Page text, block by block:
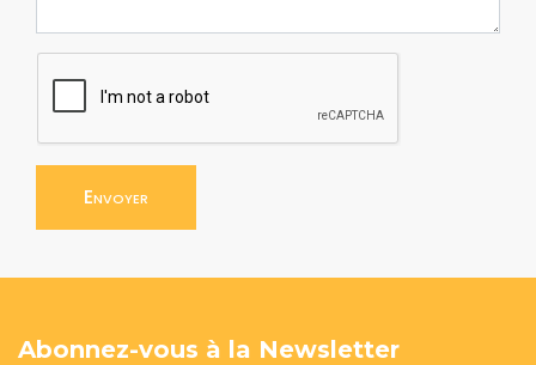
Envoyer
Abonnez-vous à la Newsletter